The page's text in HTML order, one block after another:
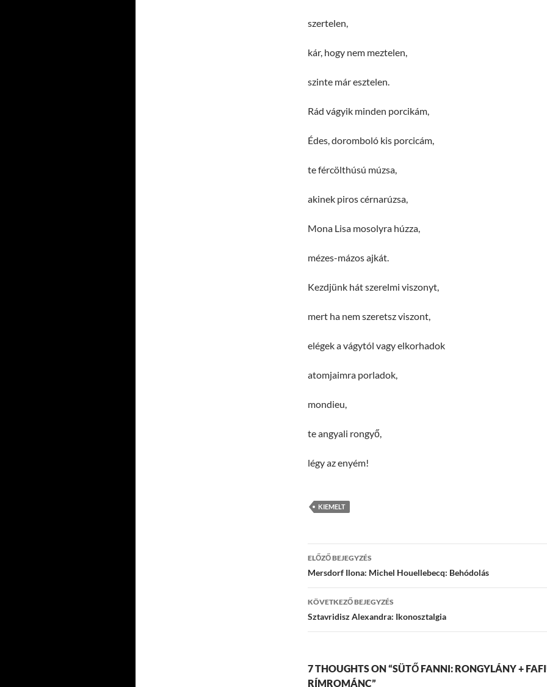
szertelen,
kár, hogy nem meztelen,
szinte már esztelen.
Rád vágyik minden porcikám,
Édes, doromboló kis porcicám,
te fércölthúsú múzsa,
akinek piros cérnarúzsa,
Mona Lisa mosolyra húzza,
mézes-mázos ajkát.
Kezdjünk hát szerelmi viszonyt,
mert ha nem szeretsz viszont,
elégek a vágytól vagy elkorhadok
atomjaimra porladok,
mondieu,
te angyali rongyő,
légy az enyém!
KIEMELT
Bejegyzések
navigációja
ELŐZŐ BEJEGYZÉS
Mersdorf Ilona: Michel Houellebecq: Behódolás
KÖVETKEZŐ BEJEGYZÉS
Sztavridisz Alexandra: Ikonosztalgia
7 THOUGHTS ON “SÜTŐ FANNI: RONGYLÁNY +
RÍMROMÁNC”